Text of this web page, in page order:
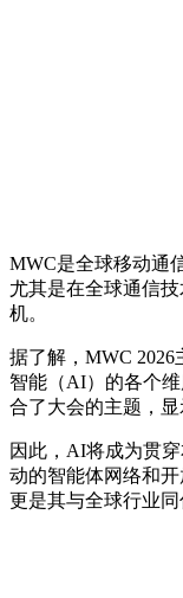
MWC是全球移动通
尤其是在全球通信
机。
据了解，MWC 2026
智能（AI）的各个
合了大会的主题，
因此，AI将成为贯
动的智能体网络和
更是其与全球行业